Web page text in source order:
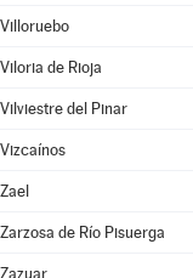
Villoruebo
Viloria de Rioja
Vilviestre del Pinar
Vizcaínos
Zael
Zarzosa de Río Pisuerga
Zazuar